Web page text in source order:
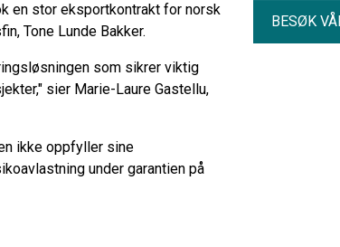
en stor eksportkontrakt for norsk
Tone Lunde Bakker.
som sikrer viktig
sier Marie-Laure Gastellu,
ikke oppfyller sine
under garantien på
BESØK